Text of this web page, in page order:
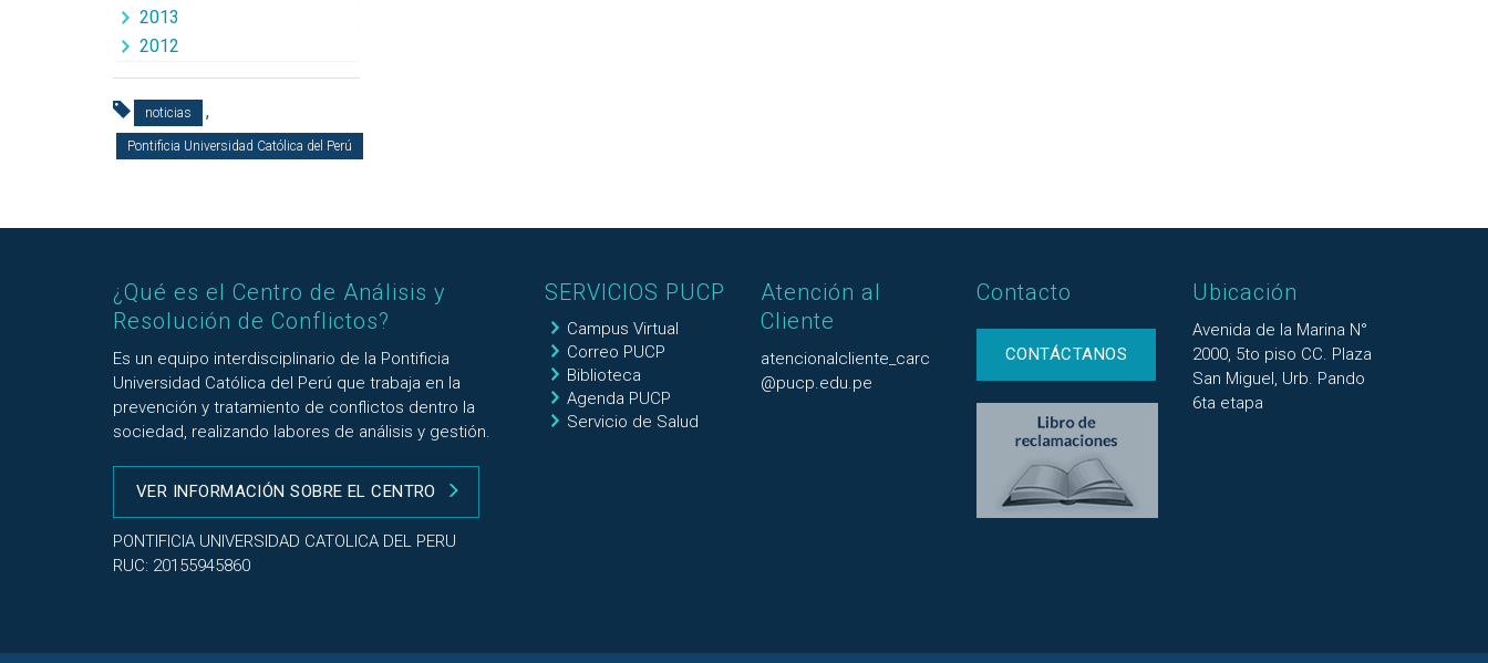
2013
2012
noticias ,
Pontificia Universidad Católica del Perú
¿Qué es el Centro de Análisis y
Resolución de Conflictos?
Es un equipo interdisciplinario de la Pontificia
Universidad Católica del Perú que trabaja en la
prevención y tratamiento de conflictos dentro la
sociedad, realizando labores de análisis y gestión.
VER INFORMACIÓN SOBRE EL CENTRO
PONTIFICIA UNIVERSIDAD CATOLICA DEL PERU
RUC: 20155945860
SERVICIOS PUCP
Campus Virtual
Correo PUCP
Biblioteca
Agenda PUCP
Servicio de Salud
Atención al
Cliente
atencionalcliente_carc
@pucp.edu.pe
Contacto
CONTÁCTANOS
Ubicación
Avenida de la Marina N°
2000, 5to piso CC. Plaza
San Miguel, Urb. Pando
6ta etapa